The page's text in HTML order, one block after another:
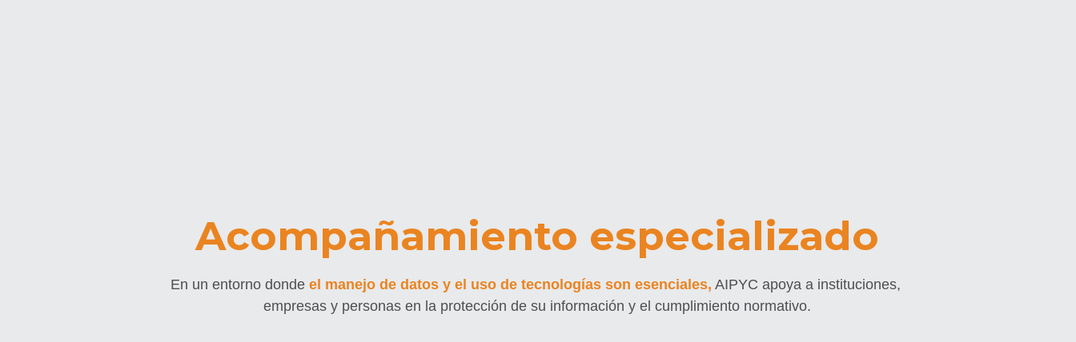
Acompañamiento especializado
En un entorno donde el manejo de datos y el uso de tecnologías son esenciales, AIPYC apoya a instituciones,
empresas y personas en la protección de su información y el cumplimiento normativo.